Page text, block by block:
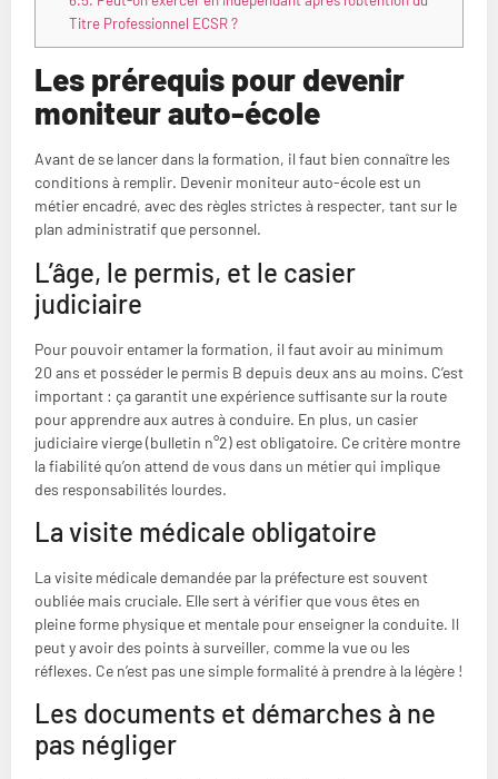
Titre Professionnel ECSR ?
Les prérequis pour devenir
moniteur auto-école
Avant de se lancer dans la formation, il faut bien connaître les
conditions à remplir. Devenir moniteur auto-école est un
métier encadré, avec des règles strictes à respecter, tant sur le
plan administratif que personnel.
L’âge, le permis, et le casier
judiciaire
Pour pouvoir entamer la formation, il faut avoir au minimum
20 ans et posséder le permis B depuis deux ans au moins. C’est
important : ça garantit une expérience suffisante sur la route
pour apprendre aux autres à conduire. En plus, un casier
judiciaire vierge (bulletin n°2) est obligatoire. Ce critère montre
la fiabilité qu’on attend de vous dans un métier qui implique
des responsabilités lourdes.
La visite médicale obligatoire
La visite médicale demandée par la préfecture est souvent
oubliée mais cruciale. Elle sert à vérifier que vous êtes en
pleine forme physique et mentale pour enseigner la conduite. Il
peut y avoir des points à surveiller, comme la vue ou les
réflexes. Ce n’est pas une simple formalité à prendre à la légère !
Les documents et démarches à ne
pas négliger